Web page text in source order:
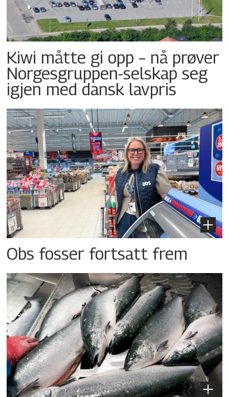
Kiwi måtte gi opp – nå prøver
Norgesgruppen-selskap seg
igjen med dansk lavpris
Obs fosser fortsatt frem